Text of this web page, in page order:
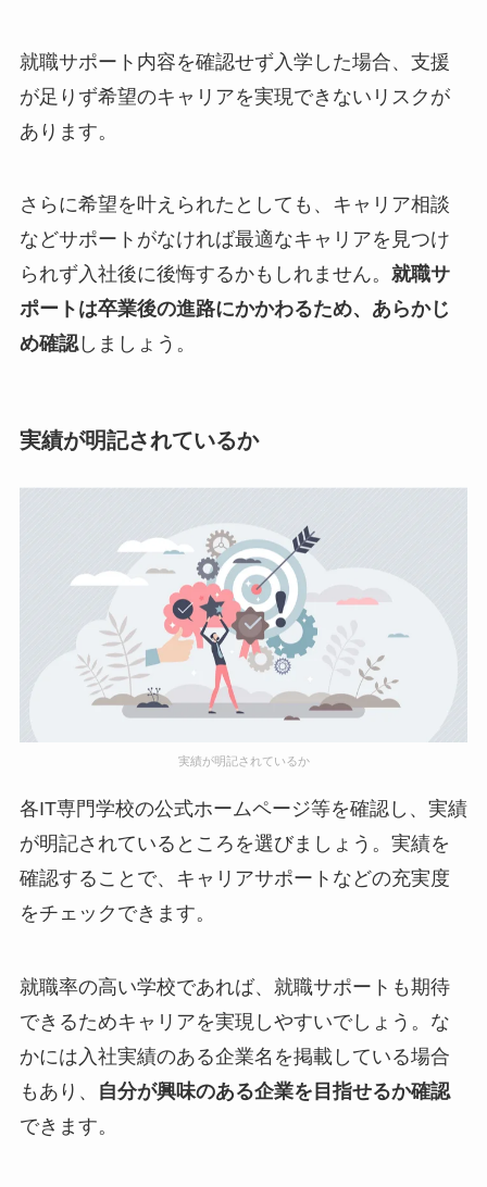
就職サポート内容を確認せず入学した場合、支援
が足りず希望のキャリアを実現できないリスクが
あります。
さらに希望を叶えられたとしても、キャリア相談
などサポートがなければ最適なキャリアを見つけ
られず入社後に後悔するかもしれません。 就職サ
ポートは卒業後の進路にかかわるため、あらかじ
め確認しましょう。
実績が明記されているか
実績が明記されているか
各IT専門学校の公式ホームページ等を確認し、実績
が明記されているところを選びましょう。実績を
確認することで、キャリアサポートなどの充実度
をチェックできます。
就職率の高い学校であれば、就職サポートも期待
できるためキャリアを実現しやすいでしょう。な
かには入社実績のある企業名を掲載している場合
もあり、
自分が興味のある企業を目指せるか確認
できます。